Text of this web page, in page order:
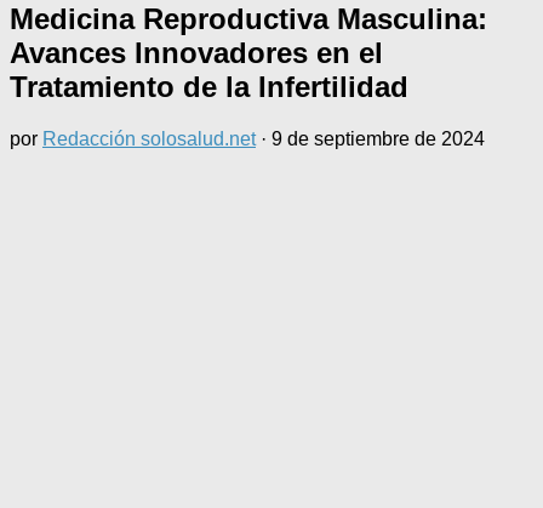
Medicina Reproductiva Masculina:
Avances Innovadores en el
Tratamiento de la Infertilidad
por Redacción solosalud.net · 9 de septiembre de 2024